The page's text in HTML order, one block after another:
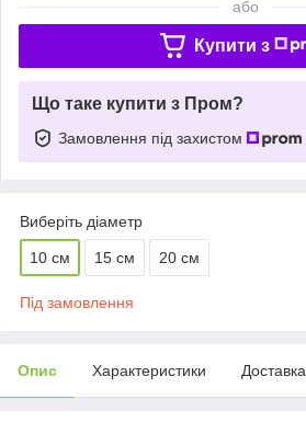
або
Купити з
Що таке купити з Пром?
Замовлення під захистом
Виберіть діаметр
10 см 15 см 20 см
Під замовлення
Опис Характеристики Доставка